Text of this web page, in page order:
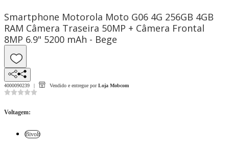
Smartphone Motorola Moto G06 4G 256GB 4GB
RAM Câmera Traseira 50MP + Câmera Frontal
8MP 6.9" 5200 mAh - Bege
4000090239 Vendido e entregue por Loja Mobcom
Voltagem:
Bivolt